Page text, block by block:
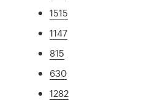
1515
1147
815
630
1282